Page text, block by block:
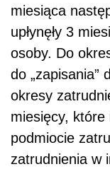
miesiąca
upłynęły 3
osoby. Do
do „zapisania”
okresy
miesięcy, które
podmiocie
zatrudnienia w